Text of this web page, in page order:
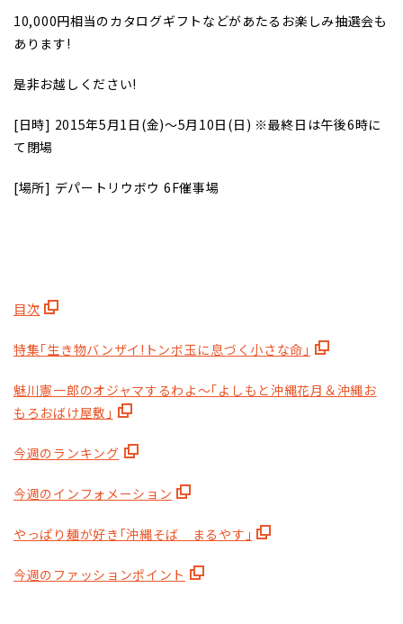
10,000円相当のカタログギフトなどがあたるお楽しみ抽選会も
あります!
是非お越しください!
[日時] 2015年5月1日(金)～5月10日(日) ※最終日は午後6時に
て閉場
[場所] デパートリウボウ 6F催事場
目次
特集｢生き物バンザイ!トンボ玉に息づく小さな命｣
魅川憲一郎のオジャマするわよ～｢よしもと沖縄花月＆沖縄お
もろおばけ屋敷｣
今週のランキング
今週のインフォメーション
やっぱり麺が好き｢沖縄そば まるやす｣
今週のファッションポイント